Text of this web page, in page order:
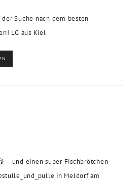
Suche nach dem besten
LG aus Kiel
– und einen super Fischbrötchen-
in Meldorf am